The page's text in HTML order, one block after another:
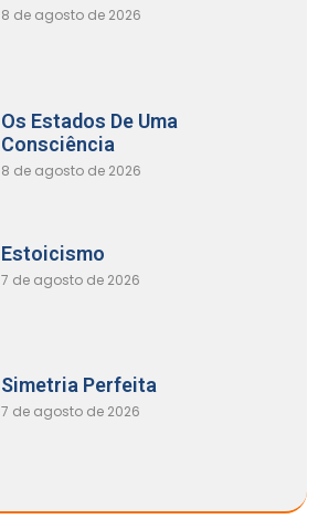
8 de agosto de 2026
Os Estados De Uma
Consciência
8 de agosto de 2026
Estoicismo
7 de agosto de 2026
Simetria Perfeita
7 de agosto de 2026